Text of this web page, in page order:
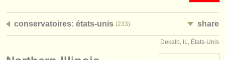
jobs - administration
conservatoires: états-unis (233) share
Dekalb, IL, États-Unis